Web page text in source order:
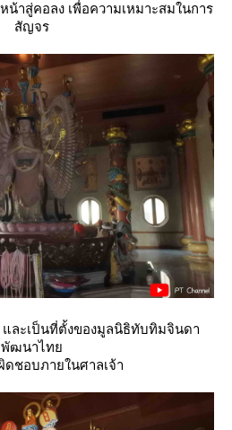
น้าสู่คอลง เพื่อความเหมาะสมในการ
สัญจร
ละเป็นที่ตั้งของมูลนิธิทับทิมจินดา
พัฒนาไท
ชอบภายในศาลเจ้า